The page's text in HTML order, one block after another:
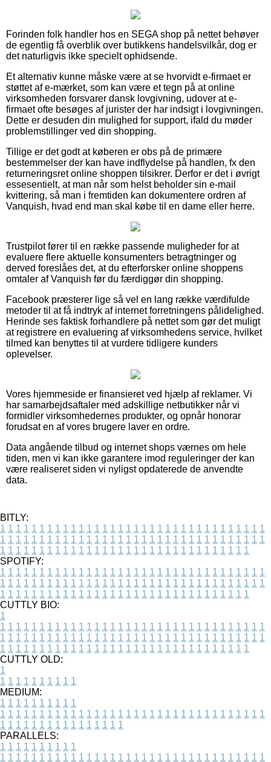
Forinden folk handler hos en SEGA shop på nettet behøver
de egentlig få overblik over butikkens handelsvilkår, dog er
det naturligvis ikke specielt ophidsende.
Et alternativ kunne måske være at se hvorvidt e-firmaet er
støttet af e-mærket, som kan være et tegn på at online
virksomheden forsvarer dansk lovgivning, udover at e-
firmaet ofte besøges af jurister der har indsigt i lovgivningen.
Dette er desuden din mulighed for support, ifald du møder
problemstillinger ved din shopping.
Tillige er det godt at køberen er obs på de primære
bestemmelser der kan have indflydelse på handlen, fx den
returneringsret online shoppen tilsikrer. Derfor er det i øvrigt
essesentielt, at man når som helst beholder sin e-mail
kvittering, så man i fremtiden kan dokumentere ordren af
Vanquish, hvad end man skal købe til en dame eller herre.
Trustpilot fører til en række passende muligheder for at
evaluere flere aktuelle konsumenters betragtninger og
derved foreslåes det, at du efterforsker online shoppens
omtaler af Vanquish før du færdiggør din shopping.
Facebook præsterer lige så vel en lang række værdifulde
metoder til at få indtryk af internet forretningens pålidelighed.
Herinde ses faktisk forhandlere på nettet som gør det muligt
at registrere en evaluering af virksomhedens service, hvilket
tilmed kan benyttes til at vurdere tidligere kunders
oplevelser.
Vores hjemmeside er finansieret ved hjælp af reklamer. Vi
har samarbejdsaftaler med adskillige netbutikker når vi
formidler virksomhedernes produkter, og opnår honorar
forudsat en af vores brugere laver en ordre.
Data angående tilbud og internet shops værnes om hele
tiden, men vi kan ikke garantere imod reguleringer der kan
være realiseret siden vi nyligst opdaterede de anvendte
data.
BITLY:
1 1 1 1 1 1 1 1 1 1 1 1 1 1 1 1 1 1 1 1 1 1 1 1 1 1 1 1 1 1 1 1 1 1
1 1 1 1 1 1 1 1 1 1 1 1 1 1 1 1 1 1 1 1 1 1 1 1 1 1 1 1 1 1 1 1 1 1
1 1 1 1 1 1 1 1 1 1 1 1 1 1 1 1 1 1 1 1 1 1 1 1 1 1 1 1 1 1 1 1
SPOTIFY:
1 1 1 1 1 1 1 1 1 1 1 1 1 1 1 1 1 1 1 1 1 1 1 1 1 1 1 1 1 1 1 1 1 1
1 1 1 1 1 1 1 1 1 1 1 1 1 1 1 1 1 1 1 1 1 1 1 1 1 1 1 1 1 1 1 1 1 1
1 1 1 1 1 1 1 1 1 1 1 1 1 1 1 1 1 1 1 1 1 1 1 1 1 1 1 1 1 1 1 1
CUTTLY BIO:
1
1 1 1 1 1 1 1 1 1 1 1 1 1 1 1 1 1 1 1 1 1 1 1 1 1 1 1 1 1 1 1 1 1 1
1 1 1 1 1 1 1 1 1 1 1 1 1 1 1 1 1 1 1 1 1 1 1 1 1 1 1 1 1 1 1 1 1 1
1 1 1 1 1 1 1 1 1 1 1 1 1 1 1 1 1 1 1 1 1 1 1 1 1 1 1 1 1 1 1 1
CUTTLY OLD:
1
1 1 1 1 1 1 1 1 1 1
MEDIUM:
1 1 1 1 1 1 1 1 1 1
1 1 1 1 1 1 1 1 1 1 1 1 1 1 1 1 1 1 1 1 1 1 1 1 1 1 1 1 1 1 1 1 1 1
1 1 1 1 1 1 1 1 1 1 1 1 1 1 1 1
PARALLELS:
1 1 1 1 1 1 1 1 1 1
1 1 1 1 1 1 1 1 1 1 1 1 1 1 1 1 1 1 1 1 1 1 1 1 1 1 1 1 1 1 1 1 1 1